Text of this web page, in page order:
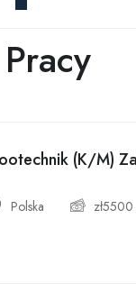
(K/M)
Polska zł5500